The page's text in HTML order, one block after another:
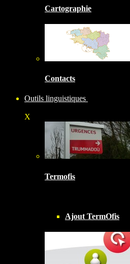
Cartographie
Contacts
Outils linguistiques
X
Termofis
Ajout TermOfis